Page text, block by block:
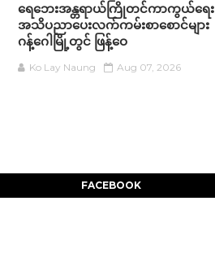
ရေဘေးအန္တရာယ်ကြိုတင်ကာကွယ်ရေး
အသိပညာပေးလက်ကမ်းစာစောင်များ
ဂန့်ဂေါမြို့တွင် ဖြန့်ဝေ
Ko Lay Naung Aug 07, 2026
FACEBOOK